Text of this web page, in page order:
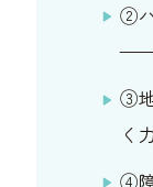
②
——
③
く
④